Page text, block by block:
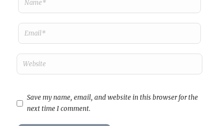
Save my name, email, and website in this browser for the
next time I comment.